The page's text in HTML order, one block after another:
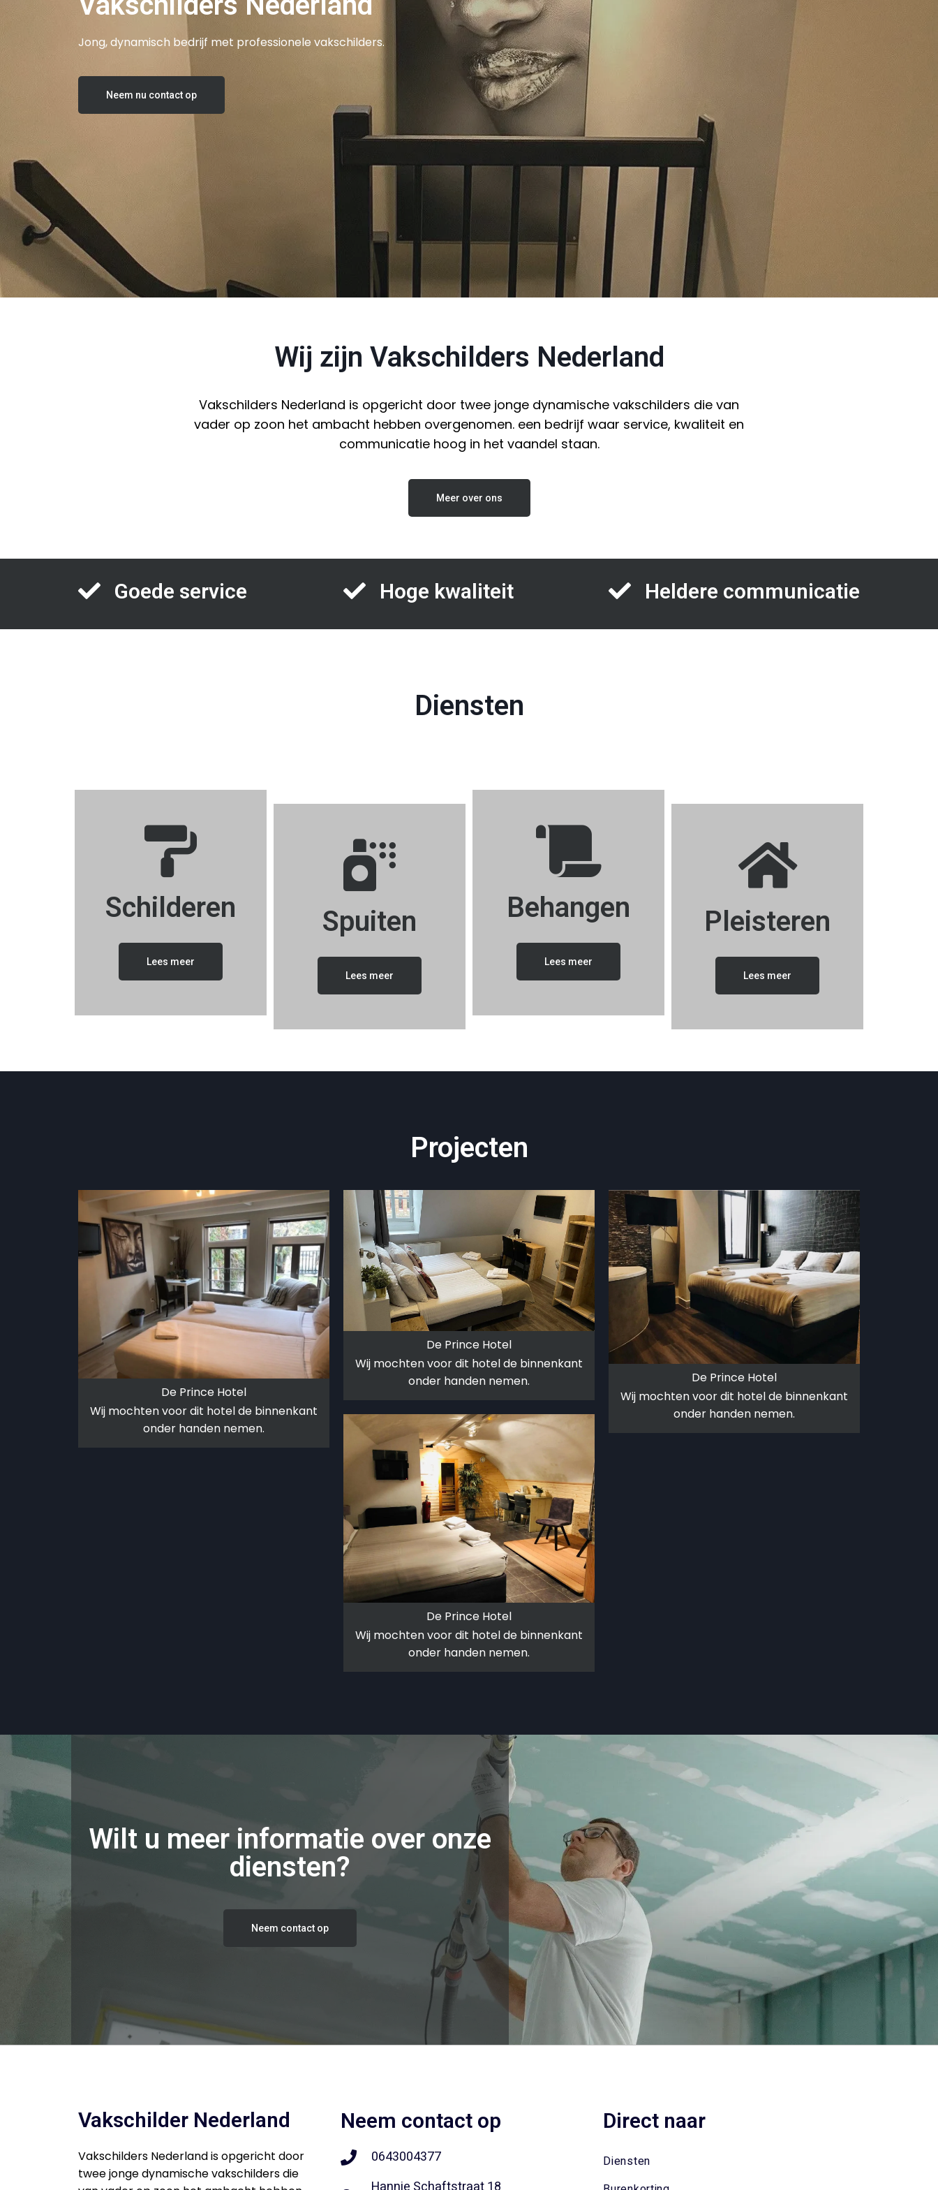
Jong, dynamisch bedrijf met professionele vakschilders.
Neem nu contact op
Wij zijn Vakschilders Nederland
Vakschilders Nederland is opgericht door twee jonge dynamische vakschilders die van
vader op zoon het ambacht hebben overgenomen. een bedrijf waar service, kwaliteit en
communicatie hoog in het vaandel staan.
Meer over ons
Goede service Hoge kwaliteit Heldere communicatie
Diensten
Schilderen
Lees meer
Spuiten
Lees meer
Behangen
Lees meer
Pleisteren
Lees meer
Projecten
De Prince Hotel
Wij mochten voor dit hotel de binnenkant
onder handen nemen.
De Prince Hotel
Wij mochten voor dit hotel de binnenkant
onder handen nemen.
De Prince Hotel
Wij mochten voor dit hotel de binnenkant
onder handen nemen.
De Prince Hotel
Wij mochten voor dit hotel de binnenkant
onder handen nemen.
Wilt u meer informatie over onze
diensten?
Neem contact op
Vakschilder Nederland
Vakschilders Nederland is opgericht door
twee jonge dynamische vakschilders die
Neem contact op
0643004377
Direct naar
Diensten